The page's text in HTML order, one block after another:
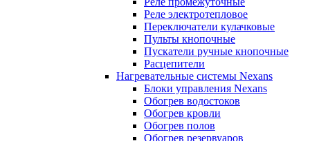
Реле электротепловое
Переключатели кулачковые
Пульты кнопочные
Пускатели ручные кнопочные
Расцепители
Нагревательные системы Nexans
Блоки управления Nexans
Обогрев водостоков
Обогрев кровли
Обогрев полов
Обогрев резервуаров